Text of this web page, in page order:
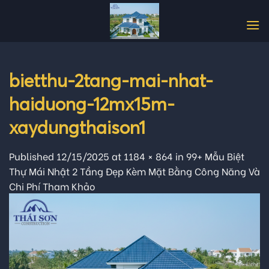
bietthu-2tang-mai-nhat-
haiduong-12mx15m-
xaydungthaison1
Published 12/15/2025 at 1184 × 864 in 99+ Mẫu Biệt
Thự Mái Nhật 2 Tầng Đẹp Kèm Mặt Bằng Công Năng Và
Chi Phí Tham Khảo